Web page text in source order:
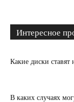
Интересное
Какие диски ставят
В каких случаях